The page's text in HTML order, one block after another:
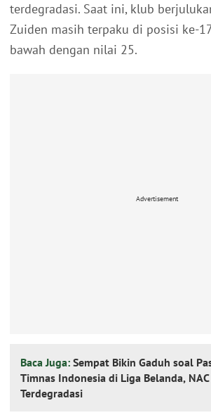
terdegradasi. Saat ini, klub
Zuiden masih terpaku di posisi ke-
bawah dengan nilai 25.
Advertisement
Baca Juga: Sempat Bikin Gaduh soal
Timnas Indonesia di Liga Belanda,
Terdegradasi